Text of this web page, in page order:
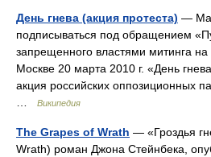
День гнева (акция протеста) —
подписываться под обращением
запрещенного властями митинга
Москве 20 марта 2010 г. «День
акция российских оппозиционных
…
Википедия
The Grapes of Wrath — «Гроздья
Wrath) роман Джона Стейнбека,